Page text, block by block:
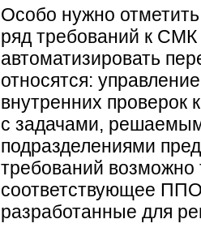
Особо нужно
ряд требований к
автоматизировать
относятся:
внутренних проверок
с задачами,
подразделениями
требований возможно
соответствующее
разработанные для